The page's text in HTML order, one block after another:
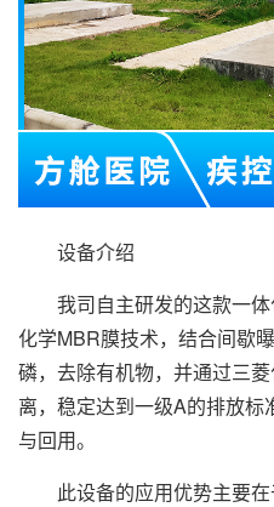
设备介绍
我司自主研发的这款一体
化学MBR膜技术，结合间歇
磷，去除有机物，并通过三
离，稳定达到一级A的排放
与回用。
此设备的应用优势主要在